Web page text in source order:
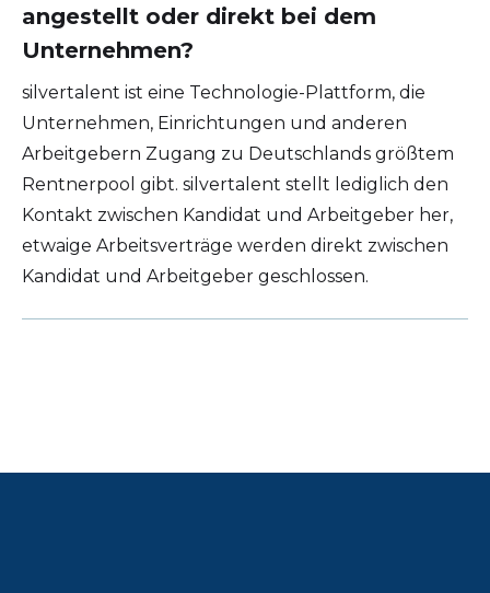
angestellt oder direkt bei dem
Unternehmen?
silvertalent ist eine Technologie-Plattform, die
Unternehmen, Einrichtungen und anderen
Arbeitgebern Zugang zu Deutschlands größtem
Rentnerpool gibt. silvertalent stellt lediglich den
Kontakt zwischen Kandidat und Arbeitgeber her,
etwaige Arbeitsverträge werden direkt zwischen
Kandidat und Arbeitgeber geschlossen.